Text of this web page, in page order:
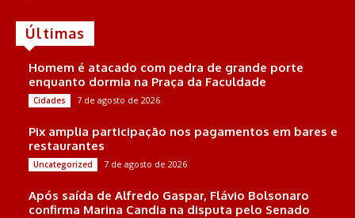
Últimas
Homem é atacado com pedra de grande porte
enquanto dormia na Praça da Faculdade
Cidades 7 de agosto de 2026
Pix amplia participação nos pagamentos em bares e
restaurantes
Uncategorized 7 de agosto de 2026
Após saída de Alfredo Gaspar, Flávio Bolsonaro
confirma Marina Candia na disputa pelo Senado